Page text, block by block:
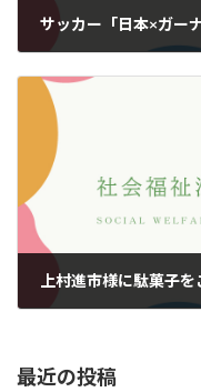
サッカー「日本×ガー
上村進市様に駄菓子
最近の投稿